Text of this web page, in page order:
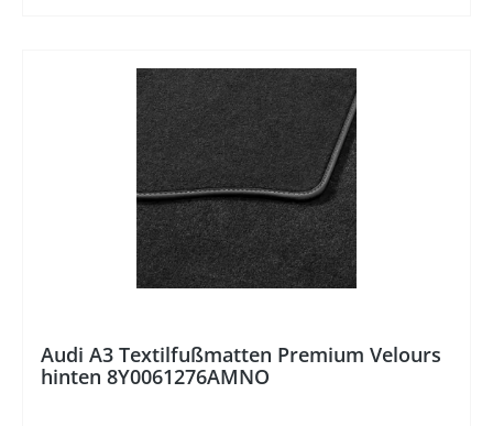
Audi A3 Textilfußmatten Premium Velours
hinten 8Y0061276AMNO